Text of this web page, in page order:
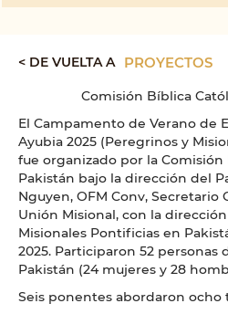
< DE VUELTA A PROYECTOS
Comisión Bíblica
El Campamento de Verano de
Ayubia 2025 (Peregrinos y
fue organizado por la Comisión
Pakistán bajo la dirección del
Nguyen, OFM Conv,
Unión Misional, con la
Misionales Pontificias en
2025. Participaron 52 personas
Pakistán (24 mujeres y 28
Seis ponentes abordaron ocho